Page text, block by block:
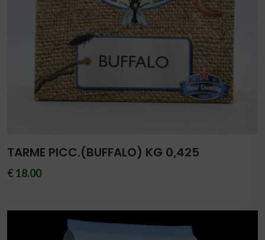
TARME PICC.(BUFFALO) KG 0,425
€ 18.00